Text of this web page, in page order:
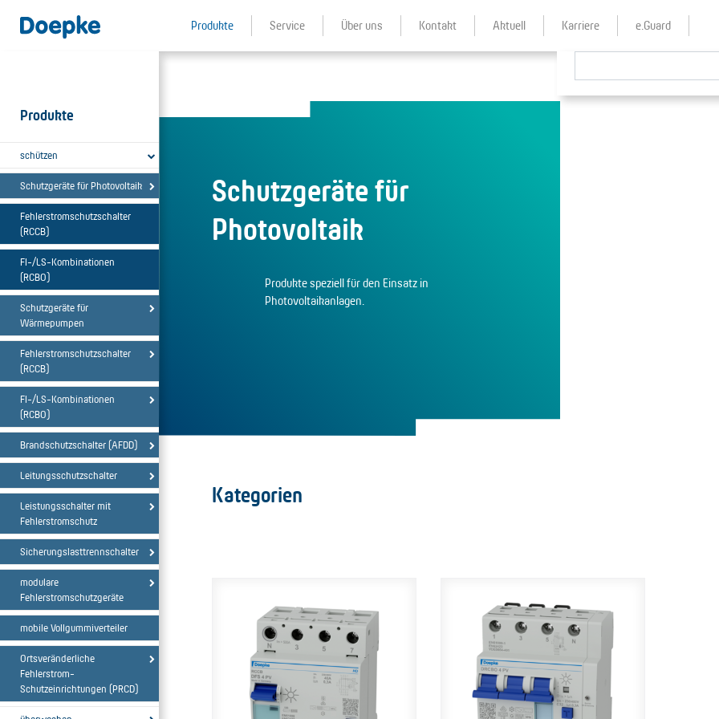
Produkte Service Über uns Kontakt Aktuell Karriere e.Guard
Produkte
schützen
Schutzgeräte für Photovoltaik
Fehlerstromschutzschalter
(RCCB)
FI-/LS-Kombinationen
(RCBO)
Schutzgeräte für
Wärmepumpen
Fehlerstromschutzschalter
(RCCB)
FI-/LS-Kombinationen
(RCBO)
Brandschutzschalter (AFDD)
Leitungsschutzschalter
Leistungsschalter mit
Fehlerstromschutz
Sicherungslasttrennschalter
modulare
Fehlerstromschutzgeräte
mobile Vollgummiverteiler
Ortsveränderliche
Fehlerstrom-
Schutzeinrichtungen (PRCD)
Schutzgeräte für
Photovoltaik
Produkte speziell für den Einsatz in
Photovoltaikanlagen.
Kategorien